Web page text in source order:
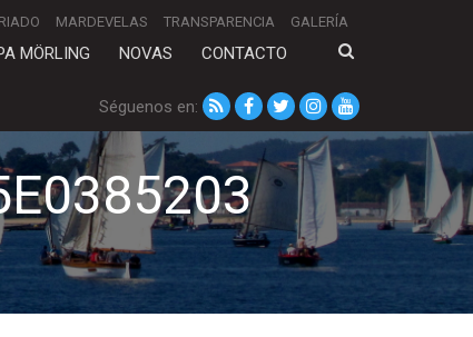
MARDEVELAS TRANSPARENCIA GALERÍA
MÖRLING NOVAS CONTACTO
Séguenos en: